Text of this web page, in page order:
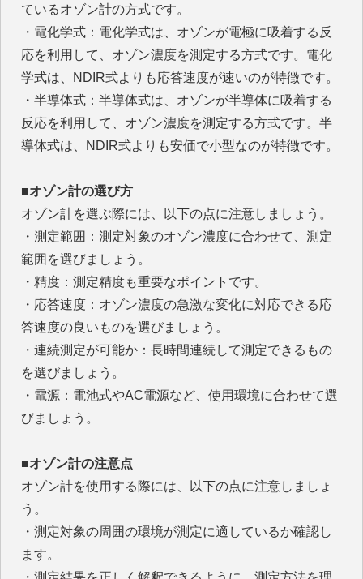
ているオゾン計の方式です。
・電化学式：電化学式は、オゾンが電極に吸着する反
応を利用して、オゾン濃度を測定する方式です。電化
学式は、NDIR式よりも応答速度が速いのが特徴です。
・半導体式：半導体式は、オゾンが半導体に吸着する
反応を利用して、オゾン濃度を測定する方式です。半
導体式は、NDIR式よりも安価で小型なのが特徴です。
■オゾン計の選び方
オゾン計を選ぶ際には、以下の点に注意しましょう。
・測定範囲：測定対象のオゾン濃度に合わせて、測定
範囲を選びましょう。
・精度：測定精度も重要なポイントです。
・応答速度：オゾン濃度の急激な変化に対応できる応
答速度の良いものを選びましょう。
・連続測定が可能か：長時間連続して測定できるもの
を選びましょう。
・電源：電池式やAC電源など、使用環境に合わせて選
びましょう。
■オゾン計の注意点
オゾン計を使用する際には、以下の点に注意しましょ
う。
・測定対象の周囲の環境が測定に適しているか確認し
ます。